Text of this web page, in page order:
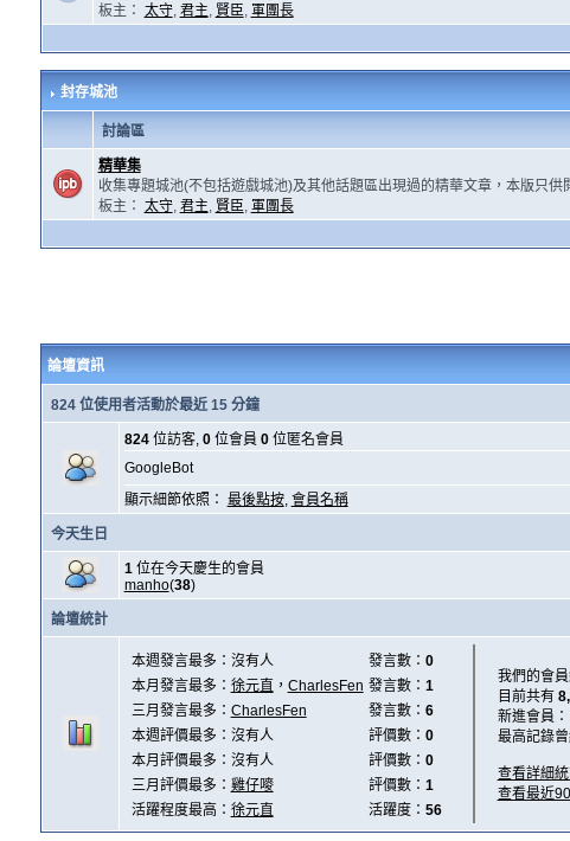
板主： 太守, 君主, 賢臣, 軍團長
封存城池
討論區
精華集
收集專題城池(不包括遊戲城池)及其他話題區出現過的精華文章，本版只供
板主： 太守, 君主, 賢臣, 軍團長
論壇資訊
824 位使用者活動於最近 15 分鐘
824位訪客, 0位會員 0位匿名會員
GoogleBot
顯示細節依照： 最後點按, 會員名稱
今天生日
1位在今天慶生的會員
manho(38)
論壇統計
本週發言最多：沒有人 發言數： 0
本月發言最多： 徐元直 ， CharlesFen 發言數： 1
三月發言最多： CharlesFen 發言數： 6
本週評價最多：沒有人
評價數： 0
本月評價最多：沒有人
評價數： 0
三月評價最多： 雞仔嘜 評價數： 1
活躍程度最高： 徐元直 活躍度： 56
我們的會
目前共有
新進會員：
最高記錄
查看詳細
查看最近